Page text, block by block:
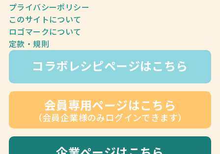
プライバシーポリシー
このサイトについて
ロゴマークについて
定款・規則
コラボレシピページはこちら
会員専用ページはこちら
（会員企業様のみログインできます）